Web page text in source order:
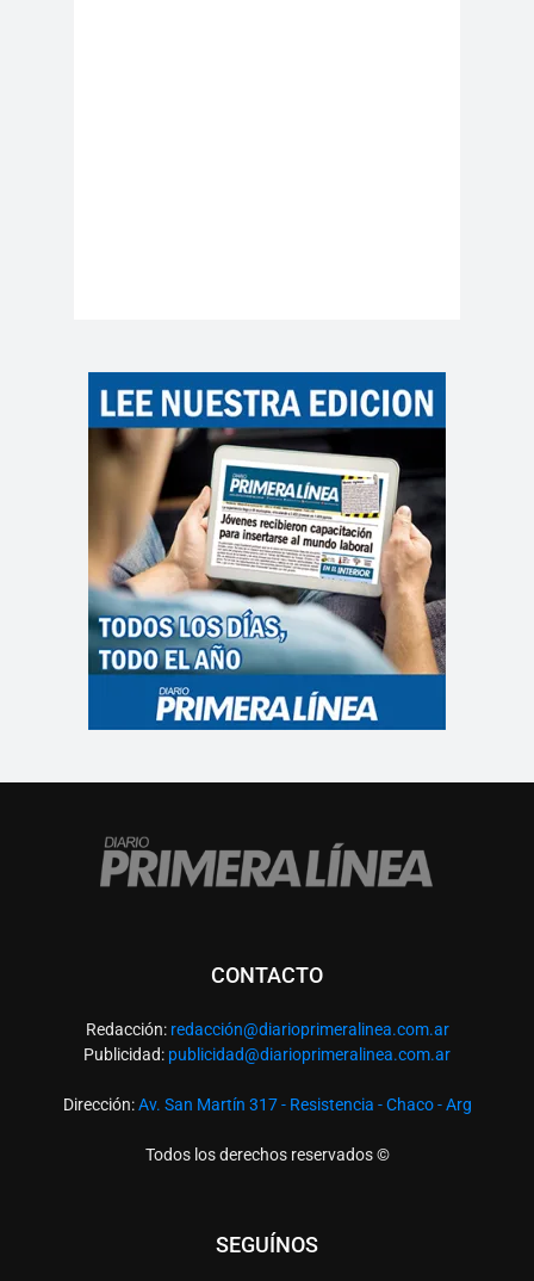
CONTACTO
Redacción: redacción@diarioprimeralinea.com.ar
Publicidad: publicidad@diarioprimeralinea.com.ar
Dirección:Av. San Martín 317 - Resistencia - Chaco - Arg
Todos los derechos reservados ©
SEGUÍNOS